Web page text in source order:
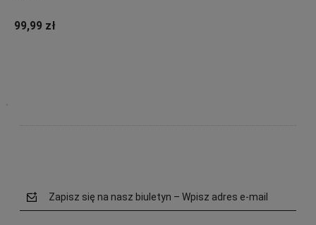
99,99 zł
Zapisz się na nasz biuletyn – Wpisz adres e-mail